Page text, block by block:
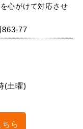
心がけて対応させ
863-77
(土曜)
ちら